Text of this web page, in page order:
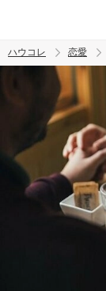
トレンド ワード
ハウコレ 恋愛